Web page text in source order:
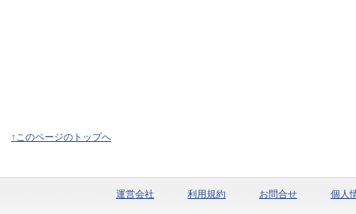
↑このページのトップへ
運営会社 利用規約 お問合せ 個人